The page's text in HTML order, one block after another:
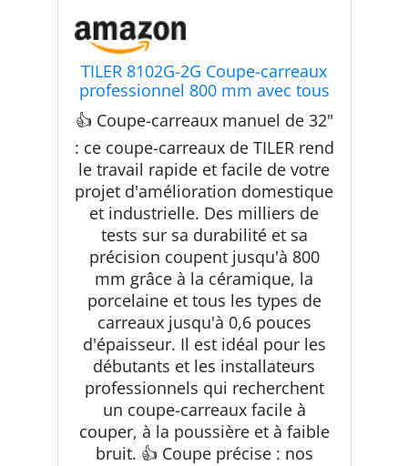
TILER 8102G-2G Coupe-carreaux
professionnel 800 mm avec tous
les cadres en fer, rail de guidage
laser réglable, roue de coupe en
carbure de tungstène, double rail
de guidage stable
👍 Coupe-carreaux manuel de 32"
: ce coupe-carreaux de TILER rend
le travail rapide et facile de votre
projet d'amélioration domestique
et industrielle. Des milliers de
tests sur sa durabilité et sa
précision coupent jusqu'à 800
mm grâce à la céramique, la
porcelaine et tous les types de
carreaux jusqu'à 0,6 pouces
d'épaisseur. Il est idéal pour les
débutants et les installateurs
professionnels qui recherchent
un coupe-carreaux facile à
couper, à la poussière et à faible
bruit. 👍 Coupe précise : nos